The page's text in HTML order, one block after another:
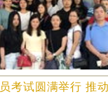
考试圆满举行 推